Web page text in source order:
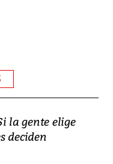
la gente elige
deciden